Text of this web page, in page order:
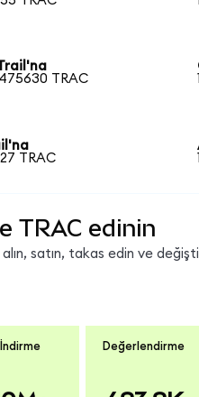
TRAC
TRAC
TRAC edinin
satın, takas edin ve
İndirme Değerlendirme